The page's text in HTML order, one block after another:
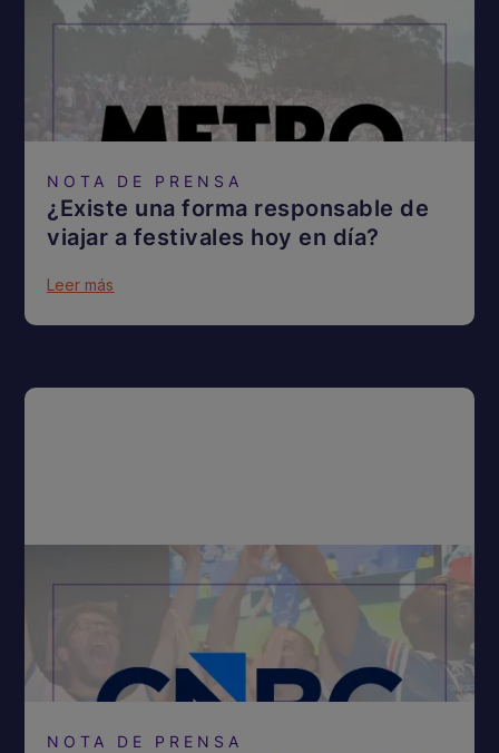
NOTA DE PRENSA
¿Existe una forma responsable de
viajar a festivales hoy en día?
Leer más
NOTA DE PRENSA